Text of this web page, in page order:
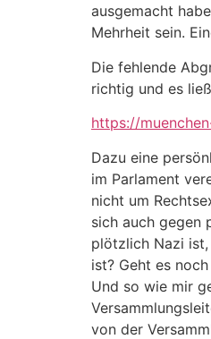
ausgemacht
Mehrheit sein.
Die fehlende
richtig und es
https://
Dazu eine
im Parlament
nicht um
sich auch gegen
plötzlich Nazi ist,
ist? Geht es
Und so wie mir
von der